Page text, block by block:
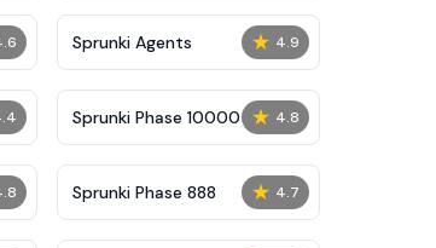
★ 4.9
Sprunki Agents
★ 4.8
Sprunki Phase 10000
★ 4.7
Sprunki Phase 888